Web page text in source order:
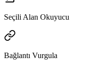
Seçili Alan Okuyucu
Bağlantı Vurgula